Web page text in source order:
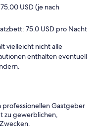
USD (je nach
75.0 USD pro Nacht
vielleicht nicht alle
enthalten eventuell
Gastgeber
zu gewerblichen,